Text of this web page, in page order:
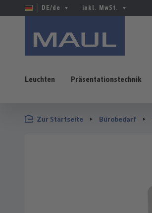
Hauptinhalt springen
Zur Suche springen
Zur Hauptnavigation springen
DE/de inkl. MwSt.
Leuchten Präsentationstechnik
Zur Startseite Bürobedarf